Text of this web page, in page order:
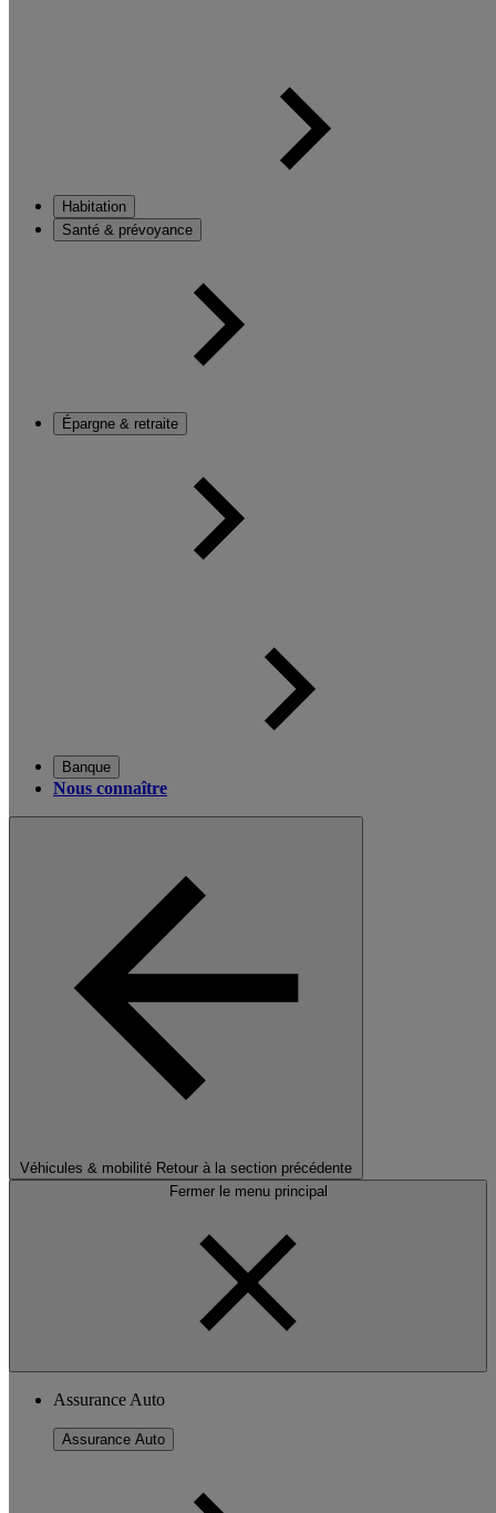
Habitation
Santé & prévoyance
Épargne & retraite
Banque
Nous connaître
Véhicules & mobilité Retour à la section précédente
Fermer le menu principal
Assurance Auto
Assurance Auto